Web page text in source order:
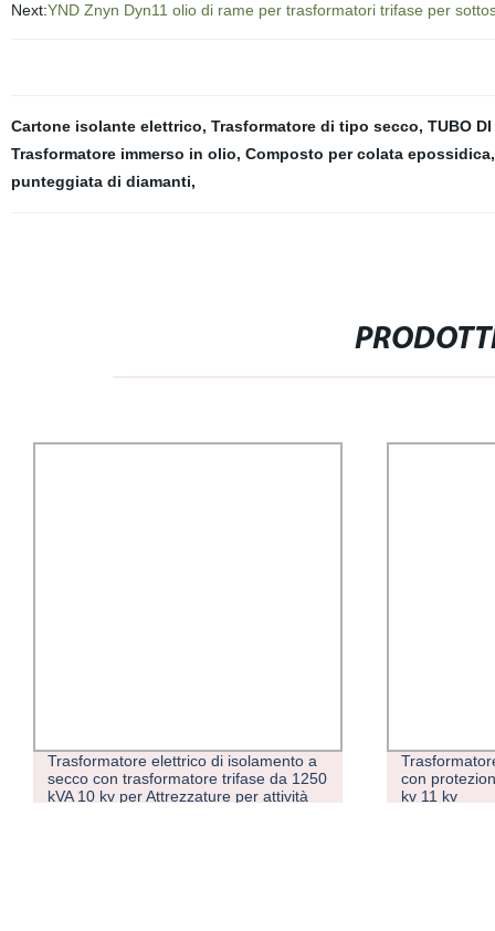
Next:YND Znyn Dyn11 olio di rame per trasformatori trifase per
Cartone isolante elettrico, Trasformatore di tipo secco, TUBO DI
Trasformatore immerso in olio, Composto per colata epossidica
punteggiata di diamanti,
Trasformatore elettrico di isolamento a
secco con trasformatore trifase da 1250
kVA 10 kv per Attrezzature per attività
con
kv 11 kv